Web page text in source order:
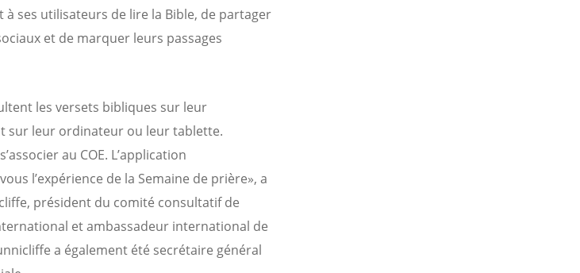
à ses utilisateurs de lire la Bible, de partager
et de marquer leurs passages
les versets bibliques sur leur
sur leur ordinateur ou leur tablette.
au COE. L’application
l’expérience de la Semaine de prière», a
président du comité consultatif de
et ambassadeur international de
a également été secrétaire général